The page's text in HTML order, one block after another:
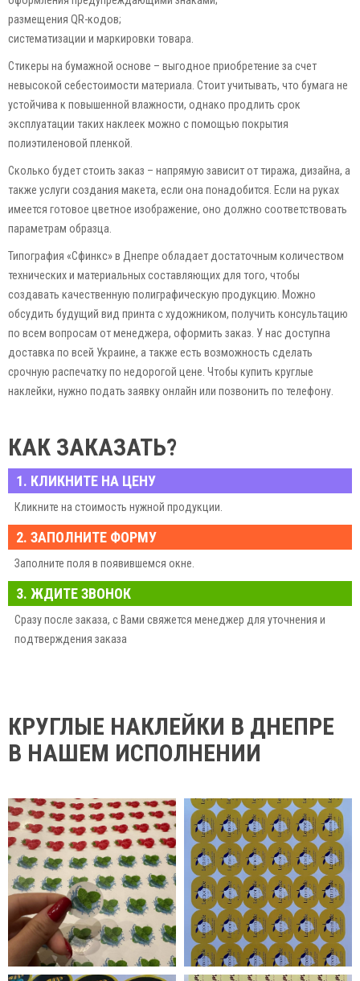
размещения QR-кодов;
систематизации и маркировки товара.
Стикеры на бумажной основе – выгодное приобретение за счет
невысокой себестоимости материала. Стоит учитывать, что бумага не
устойчива к повышенной влажности, однако продлить срок
эксплуатации таких наклеек можно с помощью покрытия
полиэтиленовой пленкой.
Сколько будет стоить заказ – напрямую зависит от тиража, дизайна, а
также услуги создания макета, если она понадобится. Если на руках
имеется готовое цветное изображение, оно должно соответствовать
параметрам образца.
Типография «Сфинкс» в Днепре обладает достаточным количеством
технических и материальных составляющих для того, чтобы
создавать качественную полиграфическую продукцию. Можно
обсудить будущий вид принта с художником, получить консультацию
по всем вопросам от менеджера, оформить заказ. У нас доступна
доставка по всей Украине, а также есть возможность сделать
срочную распечатку по недорогой цене. Чтобы купить круглые
наклейки, нужно подать заявку онлайн или позвонить по телефону.
КАК ЗАКАЗАТЬ?
1. КЛИКНИТЕ НА ЦЕНУ
Кликните на стоимость нужной продукции.
2. ЗАПОЛНИТЕ ФОРМУ
Заполните поля в появившемся окне.
3. ЖДИТЕ ЗВОНОК
Сразу после заказа, с Вами свяжется менеджер для уточнения и
подтверждения заказа
КРУГЛЫЕ НАКЛЕЙКИ В ДНЕПРЕ
В НАШЕМ ИСПОЛНЕНИИ